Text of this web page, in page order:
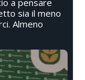
sia il meno
Almeno